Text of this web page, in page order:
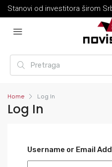
Stanovi od investitora širom
Home Log In
Log In
Username or Email